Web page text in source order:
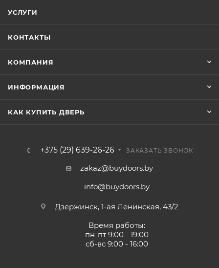
УСЛУГИ
КОНТАКТЫ
КОМПАНИЯ
ИНФОРМАЦИЯ
КАК КУПИТЬ ДВЕРЬ
+375 (29) 639-26-26 ЗАКАЗАТЬ ЗВОНОК
zakaz@buydoors.by
info@buydoors.by
Дзержинск, 1-ая Ленинская, 43/2
Время работы:
пн-пт 9:00 - 19:00
сб-вс 9:00 - 16:00